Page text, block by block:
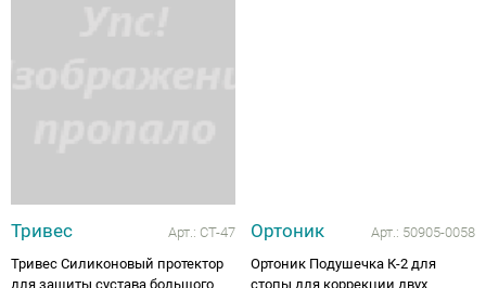
Тривес Арт.: СТ-47
Тривес Силиконовый протектор
для защиты сустава большого
Ортоник Арт.: 50905-0058
Ортоник Подушечка К-2 для
стопы для коррекции двух
ОПОРЫ, ВЕРТИКАЛИЗАТОРЫ, Оборудование
для ЛФК